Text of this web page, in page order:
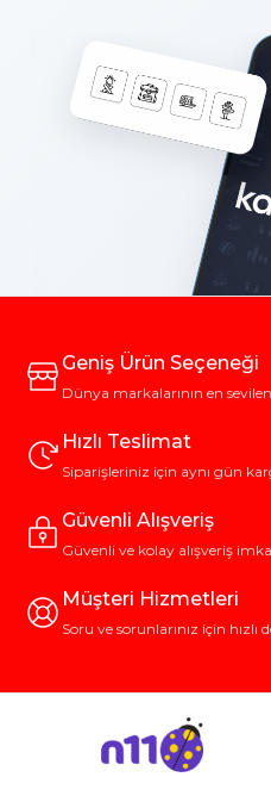
Geniş Ürün Seçeneği
Dünya markalarının en
Hızlı Teslimat
Siparişleriniz için aynı gün
Güvenli Alışveriş
Güvenli ve kolay alışveriş
Müşteri Hizmetleri
Soru ve sorunlarınız için hızlı